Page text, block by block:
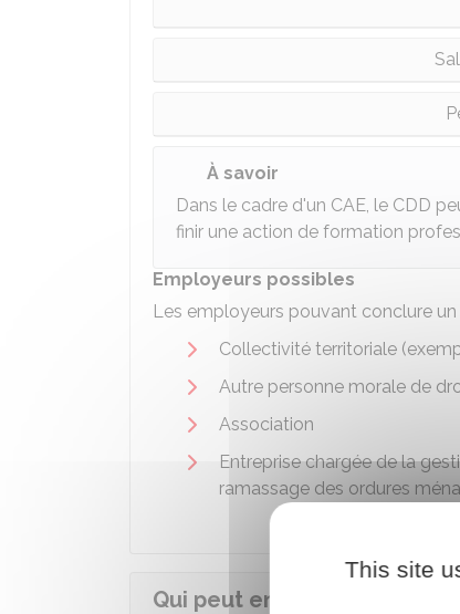
À savoir
Dans le cadre d'un CAE, le CDD
finir une action de formation
Employeurs possibles
Les employeurs pouvant conclure
Collectivité territoriale
Autre personne morale de
Association
Entreprise chargée de la
ramassage des ordures
Qui peut en bénéficier d'un
This site